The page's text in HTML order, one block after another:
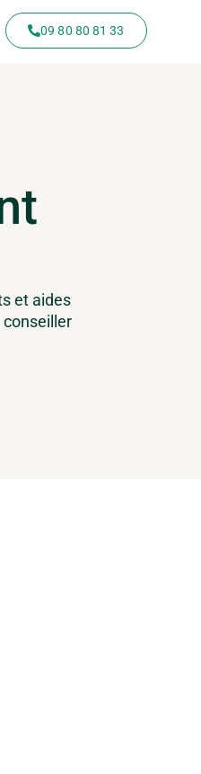
09 80 80 81 33
et aides